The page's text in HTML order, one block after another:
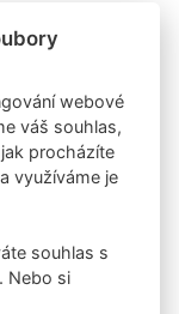
webové
váš souhlas,
procházíte
využíváme je
souhlas s
Nebo si